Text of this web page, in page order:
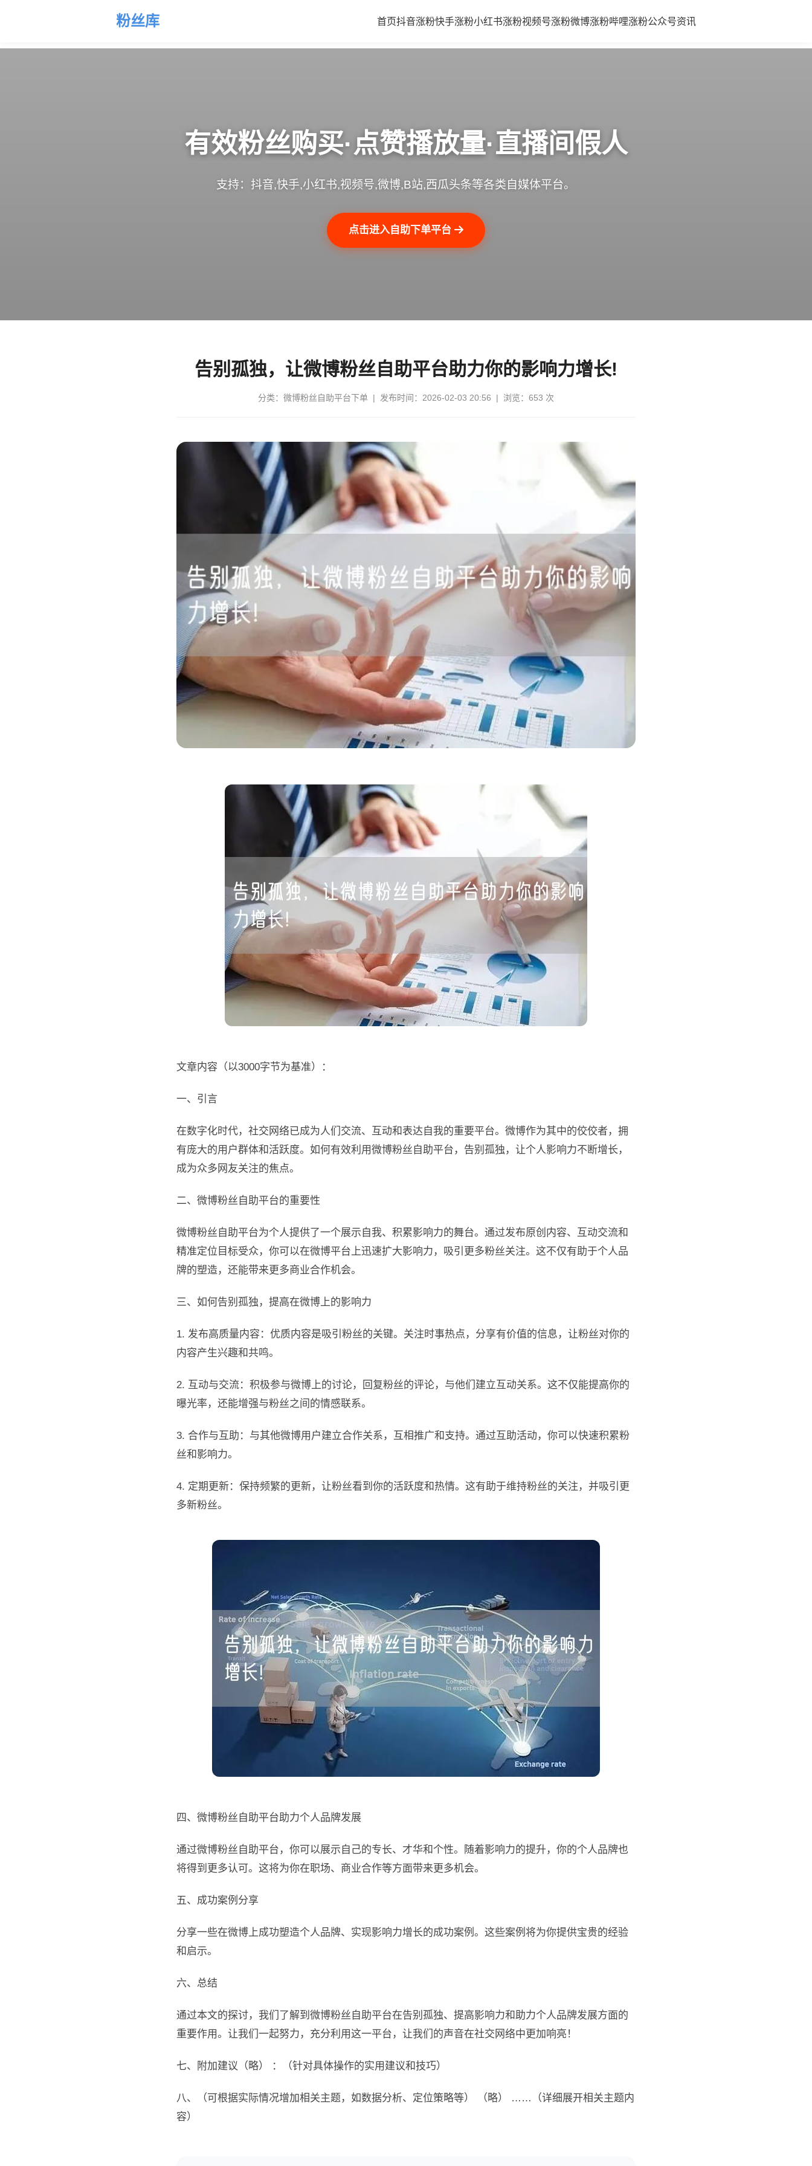
粉丝库 首页抖音涨粉快手涨粉小红书涨粉视频号涨粉微博涨粉哔哩涨粉公众号资讯
有效粉丝购买·点赞播放量·直播间假人
支持：抖音,快手,小红书,视频号,微博,B站,西瓜头条等各类自媒体平台。
点击进入自助下单平台
告别孤独，让微博粉丝自助平台助力你的影响力增长!
分类： 微博粉丝自助平台下单 | 发布时间：2026-02-03 20:56 | 浏览：653 次
文章内容（以3000字节为基准）：
一、引言
在数字化时代，社交网络已成为人们交流、互动和表达自我的重要平台。微博作为其中的佼佼者，拥
有庞大的用户群体和活跃度。如何有效利用微博粉丝自助平台，告别孤独，让个人影响力不断增长，
成为众多网友关注的焦点。
二、微博粉丝自助平台的重要性
微博粉丝自助平台为个人提供了一个展示自我、积累影响力的舞台。通过发布原创内容、互动交流和
精准定位目标受众，你可以在微博平台上迅速扩大影响力，吸引更多粉丝关注。这不仅有助于个人品
牌的塑造，还能带来更多商业合作机会。
三、如何告别孤独，提高在微博上的影响力
1. 发布高质量内容：优质内容是吸引粉丝的关键。关注时事热点，分享有价值的信息，让粉丝对你的
内容产生兴趣和共鸣。
2. 互动与交流：积极参与微博上的讨论，回复粉丝的评论，与他们建立互动关系。这不仅能提高你的
曝光率，还能增强与粉丝之间的情感联系。
3. 合作与互助：与其他微博用户建立合作关系，互相推广和支持。通过互助活动，你可以快速积累粉
丝和影响力。
4. 定期更新：保持频繁的更新，让粉丝看到你的活跃度和热情。这有助于维持粉丝的关注，并吸引更
多新粉丝。
四、微博粉丝自助平台助力个人品牌发展
通过微博粉丝自助平台，你可以展示自己的专长、才华和个性。随着影响力的提升，你的个人品牌也
将得到更多认可。这将为你在职场、商业合作等方面带来更多机会。
五、成功案例分享
分享一些在微博上成功塑造个人品牌、实现影响力增长的成功案例。这些案例将为你提供宝贵的经验
和启示。
六、总结
通过本文的探讨，我们了解到微博粉丝自助平台在告别孤独、提高影响力和助力个人品牌发展方面的
重要作用。让我们一起努力，充分利用这一平台，让我们的声音在社交网络中更加响亮！
七、附加建议（略） ：（针对具体操作的实用建议和技巧）
八、（可根据实际情况增加相关主题，如数据分析、定位策略等） （略） ……（详细展开相关主题内
容）